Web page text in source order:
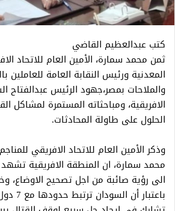
كتب عبدالعظيم القاضي
ثمن محمد سمارة، الأمين العام للاتحاد
المعدنية ورئيس النقابة العامة للعاملين
والملاحات بمصر،جهود الرئيس
الافريقية، ومباحثاته المستمرة لمشاكل
الحلول على طاولة المحادثات.
وذكر الأمين العام للاتحاد الافريقي
محمد سمارة، ان المنطقة الافريقية
الى رؤية صائبة من اجل تصحيح الاوضاع،